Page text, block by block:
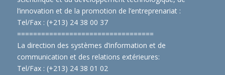
l’innovation et de la promotion de l’entreprenariat :
Tel/Fax : (+213) 24 38 00 37
==================================
La direction des systèmes d’information et de
communication et des relations extérieures:
Tel/Fax : (+213) 24 38 01 02